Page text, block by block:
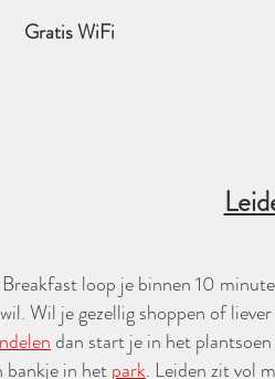
Gratis WiFi
loop je binnen 10
Wil je gezellig shoppen of
dan start je in het
bankje in hetpark. Leiden zit vol